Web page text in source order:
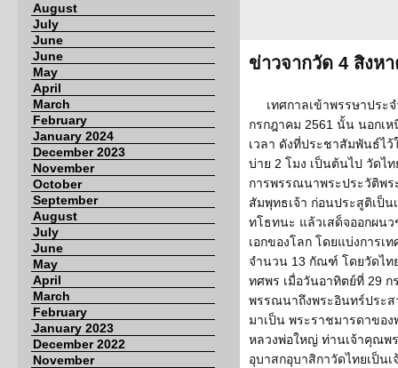
August
July
June
June
May
April
March
February
January 2024
December 2023
November
October
September
August
July
June
May
April
March
February
January 2023
December 2022
November
ข่าวจากวัด 4 สิงห
เทศกาลเข้าพรรษาประ
กรกฎาคม 2561 นั้น นอกเ
เวลา ดังที่ประชาสัมพันธ์ไ
บ่าย 2 โมง เป็นต้นไป วัดไ
การพรรณนาพระประวัติพ
สัมพุทธเจ้า ก่อนประสูติเป็น
ทโธทนะ แล้วเสด็จออกผน
เอกของโลก โดยแบ่งการเ
จำนวน 13 กัณฑ์ โดยวัดไ
ทศพร เมื่อวันอาทิตย์ที่ 29
พรรณนาถึงพระอินทร์ประ
มาเป็น พระราชมารดาของ
หลวงพ่อใหญ่ ท่านเจ้าคุณพ
อุบาสกอุบาสิกาวัดไทยเป็น